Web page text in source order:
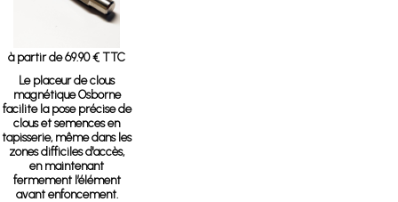
à partir de 69.90 € TTC
Le placeur de clous
magnétique Osborne
facilite la pose précise de
clous et semences en
tapisserie, même dans les
zones difficiles d'accès,
en maintenant
fermement l’élément
avant enfoncement.